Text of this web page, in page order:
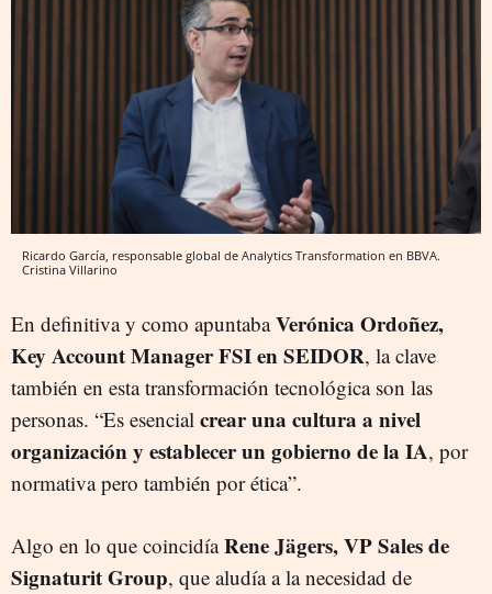
Ricardo García, responsable global de Analytics Transformation en BBVA.
Cristina Villarino
En definitiva y como apuntabaVerónica Ordoñez,
Key Account Manager FSI en SEIDOR, la clave
también en esta transformación tecnológica son las
personas. “Es esencial crear una cultura a nivel
organización y establecer un gobierno de la IA, por
normativa pero también por ética”.
Algo en lo que coincidíaRene Jägers, VP Sales de
Signaturit Group, que aludía a la necesidad de